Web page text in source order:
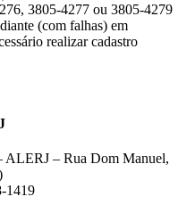
3805-4277 ou 3805-4279
(com falhas) em
realizar cadastro
ALERJ – Rua Dom Manuel,
1419